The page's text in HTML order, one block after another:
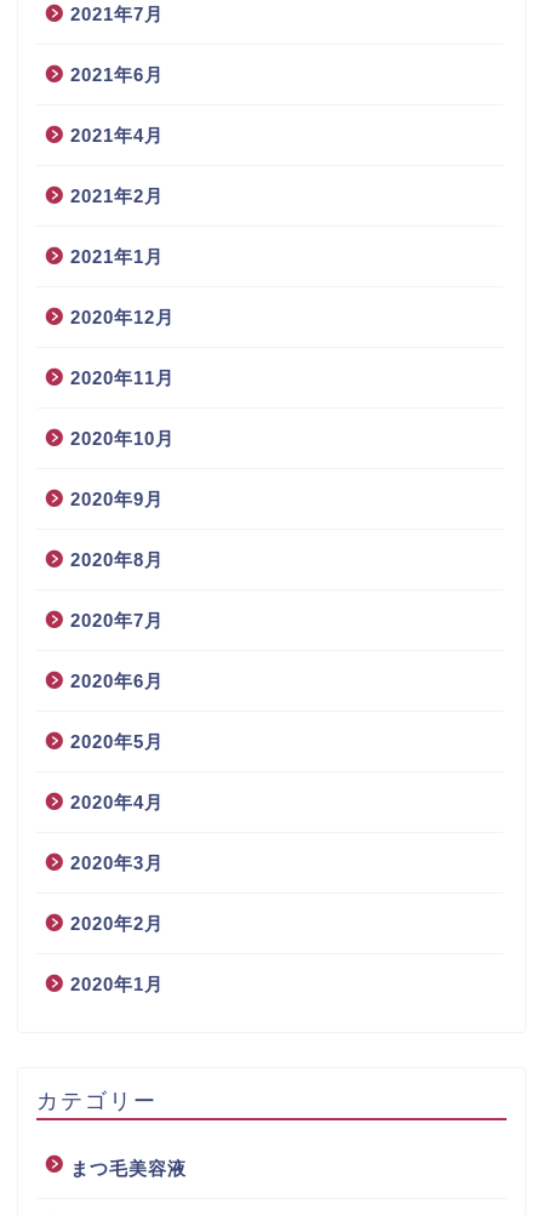
2021年7月
2021年6月
2021年4月
2021年2月
2021年1月
2020年12月
2020年11月
2020年10月
2020年9月
2020年8月
2020年7月
2020年6月
2020年5月
2020年4月
2020年3月
2020年2月
2020年1月
カテゴリー
まつ毛美容液